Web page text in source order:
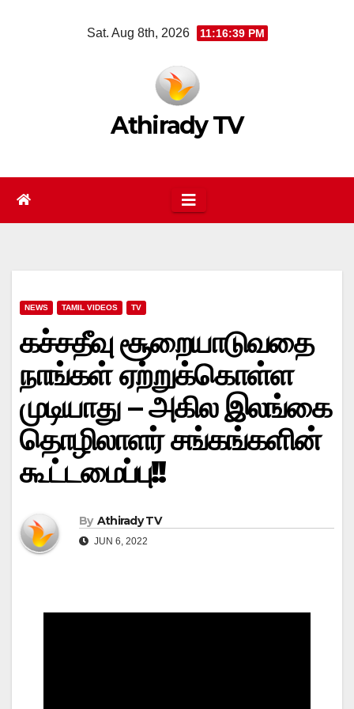
Sat. Aug 8th, 2026 11:16:39 PM
Athirady TV
NEWS TAMIL VIDEOS TV
கச்சதீவு சூறையாடுவதை
நாங்கள் ஏற்றுக்கொள்ள
முடியாது – அகில இலங்கை
தொழிலாளர் சங்கங்களின்
கூட்டமைப்பு!!
By Athirady TV
JUN 6, 2022